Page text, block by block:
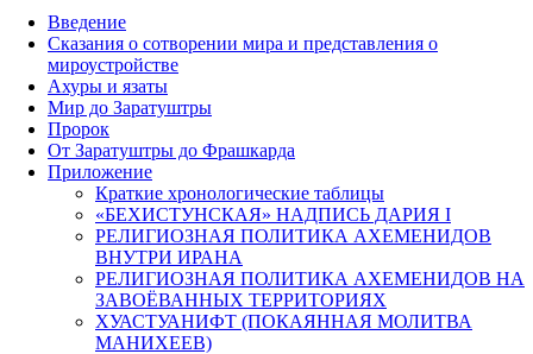
Введение
Сказания о сотворении мира и представления о
мироустройстве
Ахуры и язаты
Мир до Заратуштры
Пророк
От Заратуштры до Фрашкарда
Приложение
Краткие хронологические таблицы
«БЕХИСТУНСКАЯ» НАДПИСЬ ДАРИЯ I
РЕЛИГИОЗНАЯ ПОЛИТИКА АХЕМЕНИДОВ
ВНУТРИ ИРАНА
РЕЛИГИОЗНАЯ ПОЛИТИКА АХЕМЕНИДОВ НА
ЗАВОЁВАННЫХ ТЕРРИТОРИЯХ
ХУАСТУАНИФТ (ПОКАЯННАЯ МОЛИТВА
МАНИХЕЕВ)